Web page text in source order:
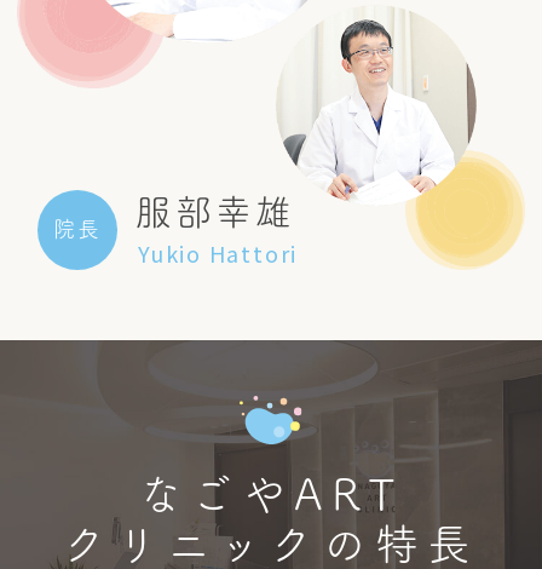
院長 服部幸雄
Yukio Hattori
なごやART
クリニックの特長